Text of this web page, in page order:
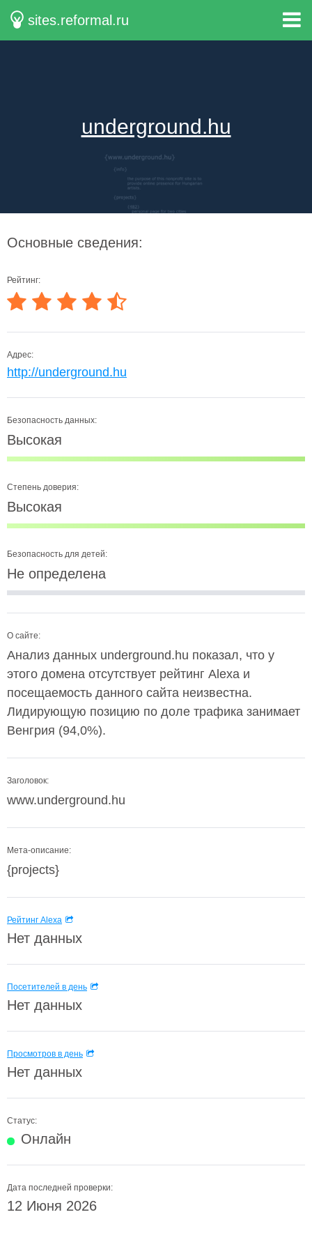
sites.reformal.ru
underground.hu
Основные сведения:
Рейтинг:
Адрес:
http://underground.hu
Безопасность данных:
Высокая
Степень доверия:
Высокая
Безопасность для детей:
Не определена
О сайте:
Анализ данных underground.hu показал, что у
этого домена отсутствует рейтинг Alexa и
посещаемость данного сайта неизвестна.
Лидирующую позицию по доле трафика занимает
Венгрия (94,0%).
Заголовок:
www.underground.hu
Мета-описание:
{projects}
Рейтинг Alexa
Нет данных
Посетителей в день
Нет данных
Просмотров в день
Нет данных
Статус:
Онлайн
Дата последней проверки:
12 Июня 2026